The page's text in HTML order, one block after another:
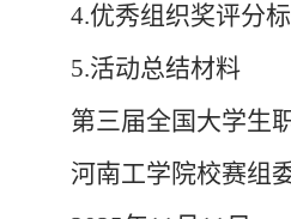
4.优秀组织奖评分
5.活动总结材料
第三届全国大学生
河南工学院校赛组